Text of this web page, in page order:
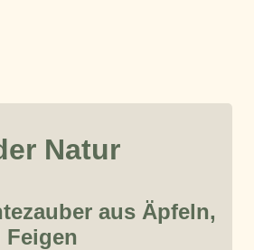
Natur
aus Äpfeln,